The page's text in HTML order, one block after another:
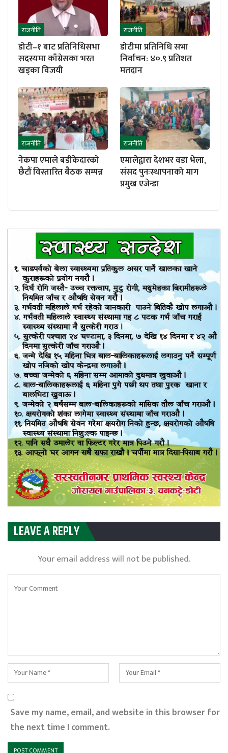
राजनीति
डोटी–१ बाट प्रतिनिधिसभा
सदस्यमा काँग्रेसका भरत
खड्का विजयी
राजनीति
डोटीमा प्रतिनिधि सभा
निर्वाचन: ४०.९ प्रतिशत
मतदान
राजनीति
नेकपा एमाले बडीकेदारको
छैटौं विस्तारित बैठक सम्पन्न
राजनीति
एमालेद्वारा देशभर वडा भेला,
संसद पुनःस्थापनाको माग
प्रमुख एजेन्डा
LEAVE A REPLY
Your email address will not be published.
Save my name, email, and website in this browser for
the next time I comment.